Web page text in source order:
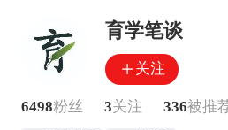
育学笔谈
关注
6498粉丝 3关注 336被推